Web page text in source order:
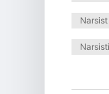
Narsist